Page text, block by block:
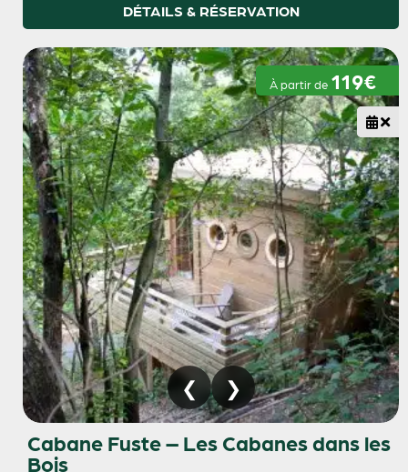
DÉTAILS & RÉSERVATION
À partir de 119€
Cabane Fuste – Les Cabanes dans les
Bois